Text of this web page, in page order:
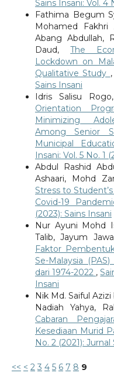
Sains Insani: Vol. 4
Fathima Begum
Mohamed Fakhri
Abang Abdullah,
Daud,The
Lockdown on
Qualitative Study ,
Sains Insani
Idris Salisu
Orientation
Minimizing
Among Senior
Municipal
Insani: Vol. 5 No. 1
Abdul Rashid
Ashaari, Mohd
Stress to
Covid-19
(2023): Sains Insani
Nur Ayuni Mohd
Talib, Jayum
Faktor
Se-Malaysia
dari 1974-2022 ,
Insani
Nik Md. Saiful
Nadiah Yahya,
Cabaran
Kesediaan Murid
No. 2 (2021): Jurnal
<< < 2 3 4 5 6 7 8 9